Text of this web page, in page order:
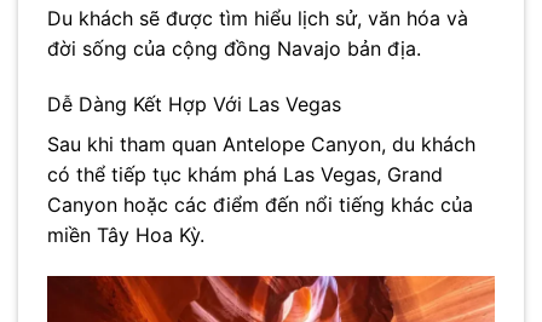
Du khách sẽ được tìm hiểu lịch sử, văn hóa và
đời sống của cộng đồng Navajo bản địa.
Dễ Dàng Kết Hợp Với Las Vegas
Sau khi tham quan Antelope Canyon, du khách
có thể tiếp tục khám phá Las Vegas, Grand
Canyon hoặc các điểm đến nổi tiếng khác của
miền Tây Hoa Kỳ.